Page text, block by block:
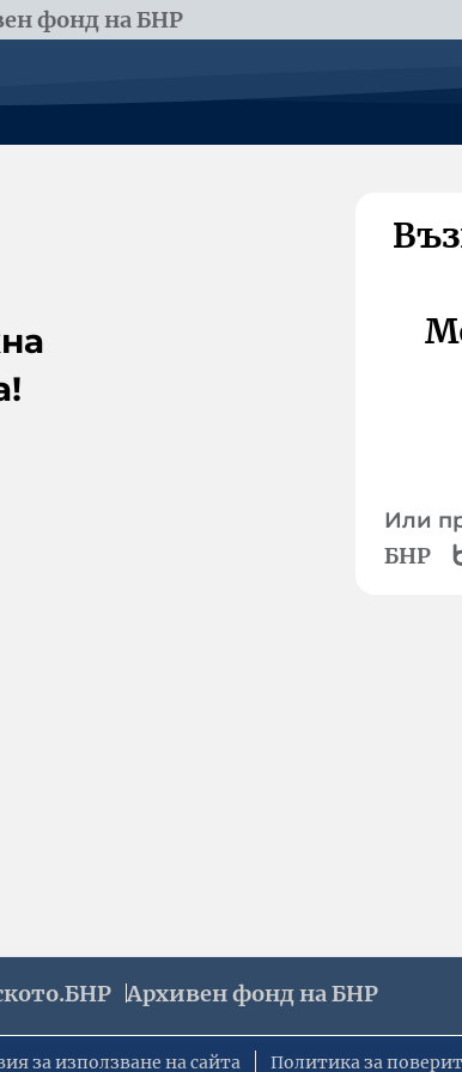
фонд на БНР
Или
БНР
Архивен фонд на БНР
за използване на сайта Политика за